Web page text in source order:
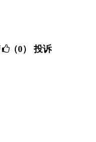
（0） 投诉